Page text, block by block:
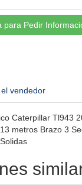
para Pedir
vendedor
Caterpillar Tl943
metros Brazo 3